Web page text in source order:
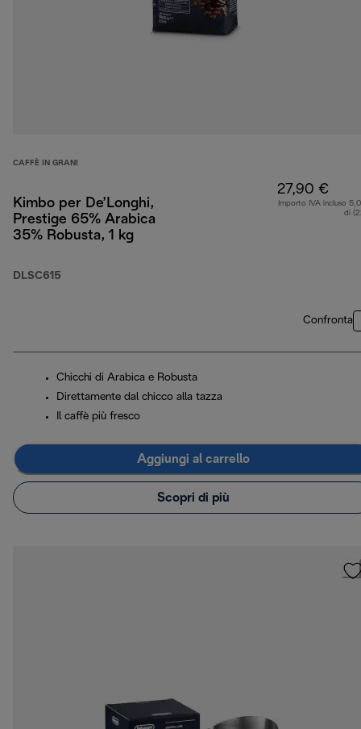
CAFFÈ IN GRANI
Kimbo per De’Longhi,
Prestige 65% Arabica
35% Robusta, 1 kg
DLSC615
27,90 €
Importo IVA incluso
di
Confronta
Chicchi di Arabica e Robusta
Direttamente dal chicco alla tazza
Il caffè più fresco
Aggiungi al carrello
Scopri di più